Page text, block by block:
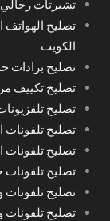
تشيرتات رجالي
تصليح الهواتف
الكويت
تصليح برادات حولي 24 ساعة فني تصليح
تصليح تكييف
تصليح
تصليح تلفونات
تصليح تلفونات
تصليح
تصليح
تصليح تلفونات